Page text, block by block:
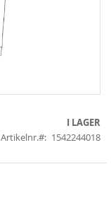
I LAGER
Artikelnr.
1542244018